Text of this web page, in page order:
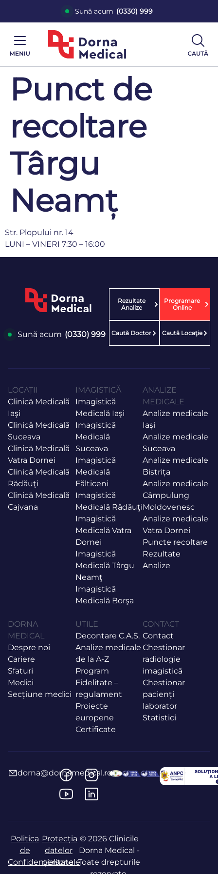
Sună acum (0330) 999
Punct de
recoltare
Târgu
Neamț
Str. Plopului nr. 14
LUNI – VINERI 7:30 – 16:00
Sună acum (0330) 999
Rezultate
Analize
Programare
Online
Caută Doctor Caută Locaţie
LOCAȚII
Clinică Medicală
Iaşi
Clinică Medicală
Suceava
Clinică Medicală
Vatra Dornei
Clinică Medicală
Rădăuţi
Clinică Medicală
Cajvana
IMAGISTICĂ
Imagistică
Medicală Iaşi
Imagistică
Medicală
Suceava
Imagistică
Medicală
Fălticeni
Imagistică
Medicală Rădăuţi
Imagistică
Medicală Vatra
Dornei
Imagistică
Medicală Târgu
Neamţ
Imagistică
Medicală Borşa
ANALIZE
MEDICALE
Analize medicale
Iași
Analize medicale
Suceava
Analize medicale
Bistrița
Analize medicale
Câmpulung
Moldovenesc
Analize medicale
Vatra Dornei
Puncte recoltare
Rezultate
Analize
DORNA
MEDICAL
Despre noi
Cariere
Sfaturi
Medici
Secțiune medici
UTILE
Decontare C.A.S.
Analize medicale
de la A-Z
Program
Fidelitate –
regulament
Proiecte
europene
Certificate
CONTACT
Contact
Chestionar
radiologie
imagistică
Chestionar
pacienți
laborator
Statistici
dorna@dornamedical.ro
Politica
de
Confidențialitate
Protecția
datelor
personale
© 2026 Clinicile
Dorna Medical -
Toate drepturile